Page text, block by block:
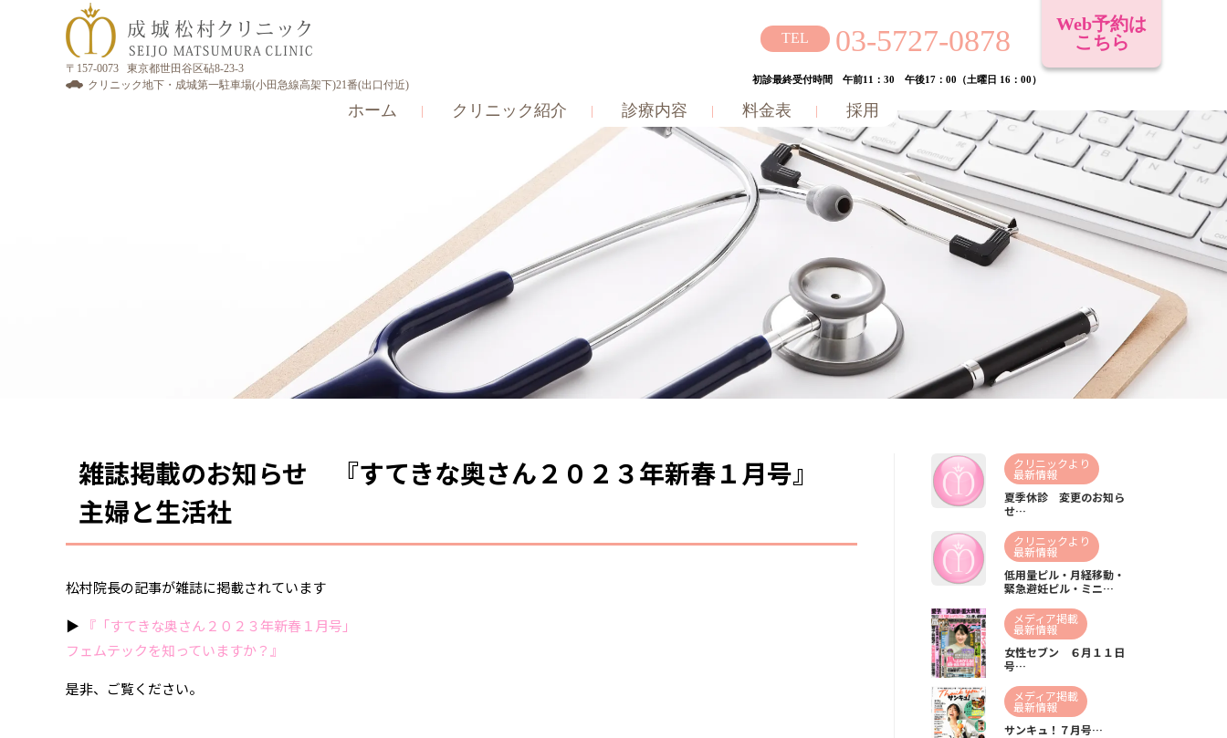
〒157-0073 東京都世田谷区砧8-23-3
クリニック地下・成城第一駐車場(小田急線高架下)21番(出口付近)
Web予約は
こちら
03-5727-0878
初診最終受付時間 午前11：30 午後17：00（土曜日 16：00）
ホーム クリニック紹介 診療内容 料金表 採用
雑誌掲載のお知らせ 『すてきな奥さん２０２３年新春１月号』
主婦と生活社
松村院長の記事が雑誌に掲載されています
▶︎ 『「すてきな奥さん２０２３年新春１月号」
フェムテックを知っていますか？』
是非、ご覧ください。
クリニックより
最新情報
夏季休診 変更のお知ら
せ…
クリニックより
最新情報
低用量ピル・月経移動・
緊急避妊ピル・ミニ…
メディア掲載
最新情報
女性セブン ６月１１日
号…
メディア掲載
最新情報
サンキュ！７月号…